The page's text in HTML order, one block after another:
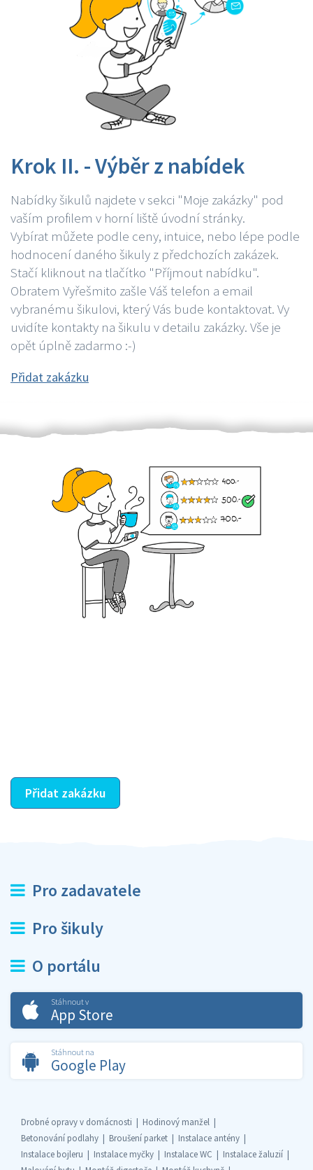
Krok II. - Výběr z nabídek
Nabídky šikulů najdete v sekci "Moje zakázky" pod
vaším profilem v horní liště úvodní stránky.
Vybírat můžete podle ceny, intuice, nebo lépe podle
hodnocení daného šikuly z předchozích zakázek.
Stačí kliknout na tlačítko "Příjmout nabídku".
Obratem Vyřešmito zašle Váš telefon a email
vybranému šikulovi, který Vás bude kontaktovat. Vy
uvidíte kontakty na šikulu v detailu zakázky. Vše je
opět úplně zadarmo :-)
Přidat zakázku
Přidat zakázku
Pro zadavatele
Pro šikuly
O portálu
Stáhnout v
App Store
Stáhnout na
Google Play
Drobné opravy v domácnosti
Hodinový manžel
Betonování podlahy
Broušení parket
Instalace antény
Instalace bojleru
Instalace myčky Instalace WC
Instalace žaluzií